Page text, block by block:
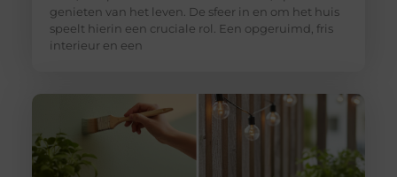
genieten van het leven. De sfeer in en om het huis
speelt hierin een cruciale rol. Een opgeruimd, fris
interieur en een